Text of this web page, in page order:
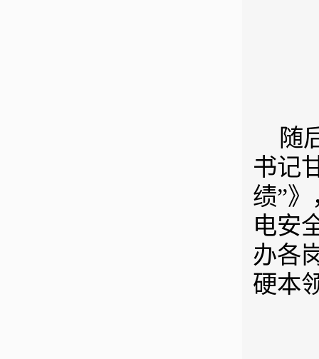
随
书记
绩”
电安
办各
硬本